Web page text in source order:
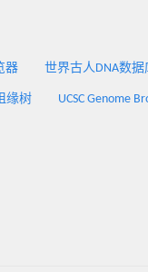
器 世界古人DNA数据
缘树 UCSC Genome